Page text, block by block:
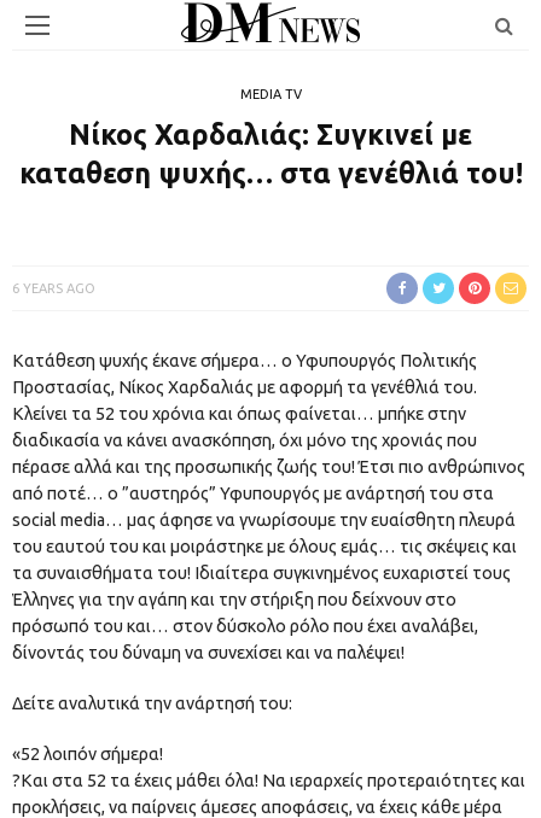
MEDIA TV
Νίκος Χαρδαλιάς: Συγκινεί με
καταθεση ψυχής… στα γενέθλιά του!
6 YEARS AGO
Κατάθεση ψυχής έκανε σήμερα… ο Υφυπουργός Πολιτικής
Προστασίας, Νίκος Χαρδαλιάς με αφορμή τα γενέθλιά του.
Κλείνει τα 52 του χρόνια και όπως φαίνεται… μπήκε στην
διαδικασία να κάνει ανασκόπηση, όχι μόνο της χρονιάς που
πέρασε αλλά και της προσωπικής ζωής του! Έτσι πιο ανθρώπινος
από ποτέ… ο ”αυστηρός” Υφυπουργός με ανάρτησή του στα
social media… μας άφησε να γνωρίσουμε την ευαίσθητη πλευρά
του εαυτού του και μοιράστηκε με όλους εμάς… τις σκέψεις και
τα συναισθήματα του! Ιδιαίτερα συγκινημένος ευχαριστεί τους
Έλληνες για την αγάπη και την στήριξη που δείχνουν στο
πρόσωπό του και… στον δύσκολο ρόλο που έχει αναλάβει,
δίνοντάς του δύναμη να συνεχίσει και να παλέψει!
Δείτε αναλυτικά την ανάρτησή του:
«52 λοιπόν σήμερα!
?Και στα 52 τα έχεις μάθει όλα! Να ιεραρχείς προτεραιότητες και
προκλήσεις, να παίρνεις άμεσες αποφάσεις, να έχεις κάθε μέρα